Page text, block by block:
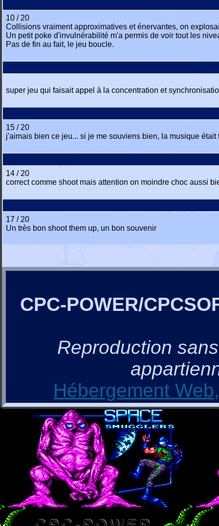
10 / 20
Collisions vraiment approximatives et énervantes, on
Un petit poke d'invulnérabilité m'a permis de voir tout les
Pas de fin au fait, le jeu boucle.
super jeu qui faisait appel à la concentration et
15 / 20
j'aimais bien ce jeu... si je me souviens bien, la musique était
14 / 20
correct comme shoot mais attention on moindre choc aussi
17 / 20
Un très bon shoot them up, un bon souvenir
CPC-POWER/
Reproduction
Hébergement